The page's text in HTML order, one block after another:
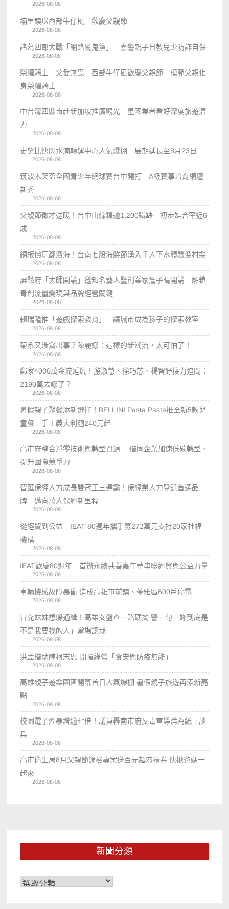
2026-08-08
埔里鎮以西部牛仔風 歡慶父親節
2026-08-08
諸葛四郎大戰「網路魔鬼黨」 嘉警親子日教兒少防詐自保
2026-08-08
榮耀騎士 父愛無畏 西部牛仔風歡慶父親節 模範父親化
身榮耀騎士
2026-08-08
中台灣四縣市赴新加坡推廣觀光 星國業者看好深度旅遊潛
力
2026-08-08
史努比快閃水湳轉運中心人氣爆棚 展期延長至8月23日
2026-08-08
筑波木笑盃全國青少年網球賽台中開打 A級賽事培育網壇
新秀
2026-08-08
父親節徵才送暖！台中山線釋逾1,200職缺 初步媒合率近6
成
2026-08-08
銅板價玩翻濱海！台南七股海鮮節湧入千人下水體驗漁村樂
2026-08-08
屏縣府「大師開講」邀知名藝人暨創業家詹子晴開講 解鎖
青創流量變現與品牌經營關鍵
2026-08-08
賴瑞隆推「遊戲探索教育」 讓城市成為孩子的探索教室
2026-08-08
菊系又涉貪出事？陳麗娜：這樣的新潮流，太可怕了！
2026-08-08
鄭家4000萬金流延燒！游淑慧、徐巧芯、楊智妤接力追問：
2190萬去哪了？
2026-08-08
暑假親子聚餐添新選擇！BELLINI Pasta Pasta推全新5款兒
童餐 手工義大利麵240元起
2026-08-08
高市府整合淨零技術與轉型資源 偕同企業加速低碳轉型、
提升國際競爭力
2026-08-08
智匯保經人力成長雙冠王三連霸！保經業人力登錄首選品
牌 邁向萬人保經新里程
2026-08-08
從經貿到公益 IEAT 80週年攜手募272萬元支持20家社福
機構
2026-08-08
IEAT歡慶80週年 首辦永續共善嘉年華串聯經貿與公益力量
2026-08-08
車輛機械故障暴衝 造成高雄市前鎮、苓雅區600戶停電
2026-08-08
冒充妹妹想躲通緝！高雄女盤查一路硬拗 警一句「妳到底是
不是我要找的人」當場認栽
2026-08-08
洪孟楷助陣柯志恩 開嗆綠營「食安與防疫無能」
2026-08-08
高雄親子遊樂園區開幕首日人氣爆棚 暑假親子旅遊再添新亮
點
2026-08-08
校園電子煙暴增逾七倍！議員轟南市府反毒宣導淪為紙上談
兵
2026-08-08
高市衛生局8月父親節篩檢專案送百元超商禮券 快揪爸媽一
起來
2026-08-08
新聞分類
新